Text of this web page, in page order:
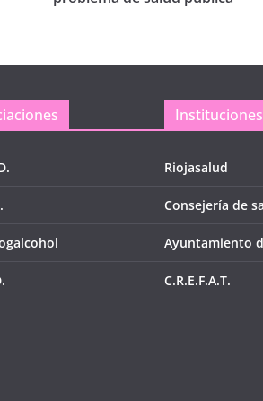
Instituciones
Riojasalud
Consejería de
Ayuntamiento
C.R.E.F.A.T.